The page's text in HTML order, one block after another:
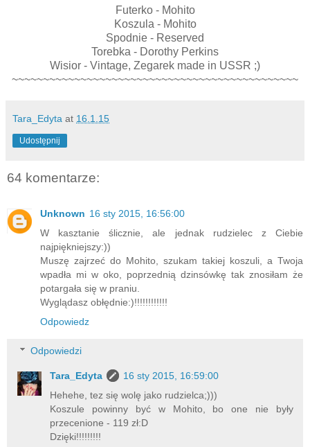
Futerko - Mohito
Koszula - Mohito
Spodnie - Reserved
Torebka - Dorothy Perkins
Wisior - Vintage, Zegarek made in USSR ;)
~~~~~~~~~~~~~~~~~~~~~~~~~~~~~~~~~~~~~~~~~~~~~~
Tara_Edyta at 16.1.15
Udostępnij
64 komentarze:
Unknown 16 sty 2015, 16:56:00
W kasztanie ślicznie, ale jednak rudzielec z Ciebie
najpiękniejszy:))
Muszę zajrzeć do Mohito, szukam takiej koszuli, a Twoja
wpadła mi w oko, poprzednią dzinsówkę tak znosiłam że
potargała się w praniu.
Wyglądasz obłędnie:)!!!!!!!!!!!!
Odpowiedz
Odpowiedzi
Tara_Edyta
16 sty 2015, 16:59:00
Hehehe, tez się wolę jako rudzielca;)))
Koszule powinny być w Mohito, bo one nie były
przecenione - 119 zł:D
Dzięki!!!!!!!!!